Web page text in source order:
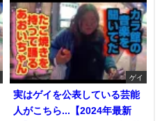
ゲイ
実はゲイを公表している芸能
人がこちら...【2024年最新